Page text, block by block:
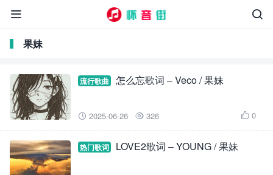


果妹
流行歌曲 怎么忘歌词 – Veco / 果妹
 2025-06-26  326  0
热门歌词 LOVE2歌词 – YOUNG / 果妹